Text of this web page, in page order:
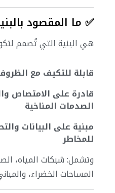
✅ ما المقصود
هي البنية التي تُصمم
قابلة للتكيف مع
قادرة على الامتصاص
الصدمات المناخية
مبنية على البيانات
للمخاطر
وتشمل: شبكات المياه،
المساحات الخضراء،